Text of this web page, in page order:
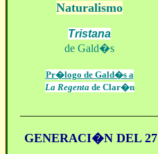
Naturalismo
Tristana
de Gald�s
Pr�logo de Gald�s a
La Regenta de Clar�n
GENERACI�N DEL 27